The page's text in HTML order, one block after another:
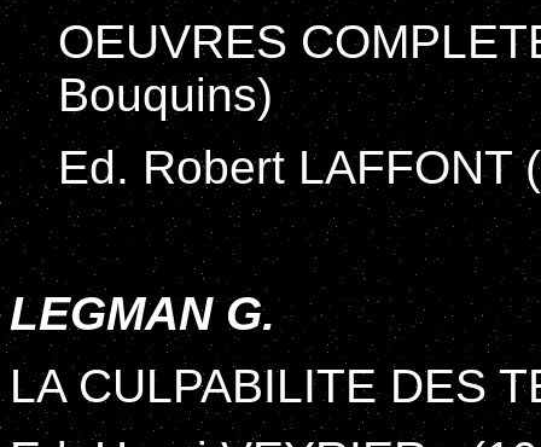
OEUVRES
Bouquins)
Ed. Robert LAFFONT
LEGMAN G.
LA CULPABILITE DES